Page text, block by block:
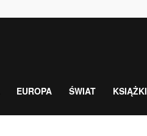
EUROPA ŚWIAT KSIĄŻKI